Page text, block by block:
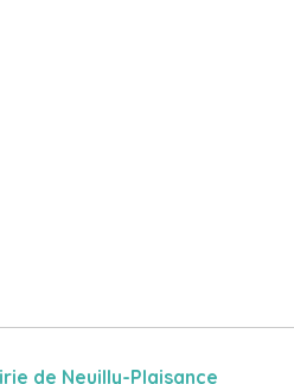
de Neuilly-Plaisance